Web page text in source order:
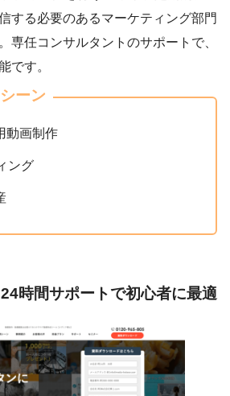
する必要のあるマーケティング部門
専任コンサルタントのサポートで、
です。
ーン
動画制作
ング
時間サポートで初心者に最適